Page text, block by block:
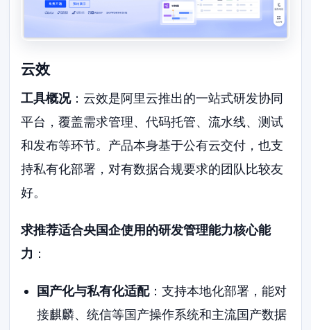
云效
工具概况：云效是阿里云推出的一站式研发协同
平台，覆盖需求管理、代码托管、流水线、测试
和发布等环节。产品本身基于公有云交付，也支
持私有化部署，对有数据合规要求的团队比较友
好。
求推荐适合央国企使用的研发管理能力核心能
力 ：
国产化与私有化适配：支持本地化部署，能对
接麒麟、统信等国产操作系统和主流国产数据